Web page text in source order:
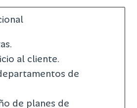
al cliente.
de
de planes de